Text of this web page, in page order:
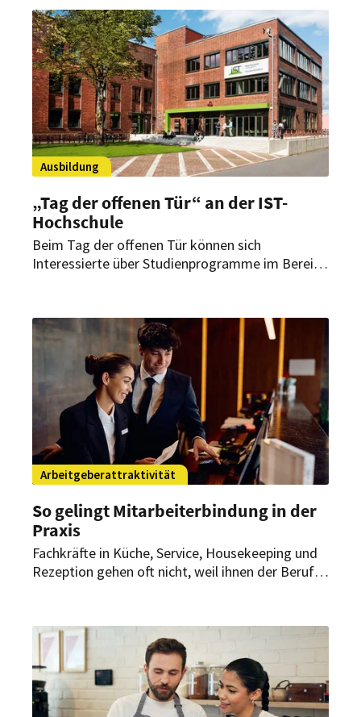
unterrepräsentiert. Ein neues
Weiterbildungsformat soll daher weibliche Fach-
und Führungskräfte im Umgang mit der
Technologie stärken.
Ausbildung
„Tag der offenen Tür“ an der IST-
Hochschule
Beim Tag der offenen Tür können sich
Interessierte über Studienprogramme im Bereich
Studiengänge „Bachelor Hotel Management“,
„Bachelor Tourismus Management“ und
„Bachelor Hotel- und Tourismusmarketing“.
Arbeitgeberattraktivität
So gelingt Mitarbeiterbindung in der
Praxis
Fachkräfte in Küche, Service, Housekeeping und
Rezeption gehen oft nicht, weil ihnen der Beruf
zermürben. Für Hotels und Restaurants liegt
genau darin der entscheidende Hebel für bessere
Mitarbeiterbindung.